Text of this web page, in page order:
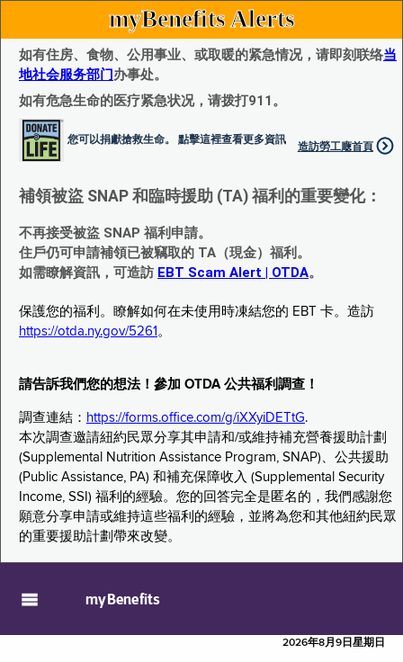
myBenefits Alerts
如有住房、食物、公用事业、或取暖的紧急情况，请即刻联络当
地社会服务部门办事处。
如有危急生命的医疗紧急状况，请拨打911。
您可以捐獻搶救生命。 點擊這裡查看更多資訊
造訪勞工廰首頁
補領被盜 SNAP 和臨時援助 (TA) 福利的重要變化：
不再接受被盜 SNAP 福利申請。
住戶仍可申請補領已被竊取的 TA（現金）福利。
如需瞭解資訊，可造訪 EBT Scam Alert | OTDA。
保護您的福利。瞭解如何在未使用時凍結您的 EBT 卡。造訪
https://otda.ny.gov/5261 。
請告訴我們您的想法！參加 OTDA 公共福利調查！
調查連結： https://forms.office.com/g/iXXyiDETtG.
本次調查邀請紐約民眾分享其申請和/或維持補充營養援助計劃
(Supplemental Nutrition Assistance Program, SNAP)、公共援助
(Public Assistance, PA) 和補充保障收入 (Supplemental Security
Income, SSI) 福利的經驗。您的回答完全是匿名的，我們感謝您
願意分享申請或維持這些福利的經驗，並將為您和其他紐約民眾
的重要援助計劃帶來改變。
myBenefits
2026年8月9日星期日